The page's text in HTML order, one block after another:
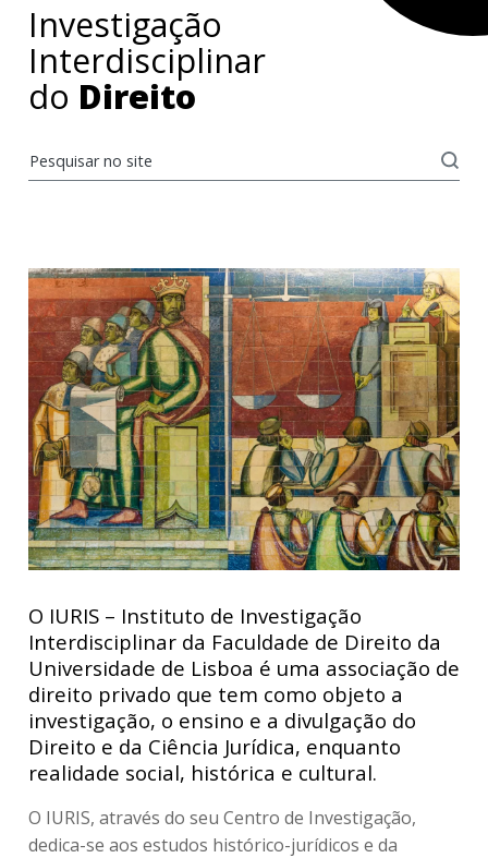
Investigação
Interdisciplinar
do Direito
O IURIS – Instituto de Investigação
Interdisciplinar da Faculdade de Direito da
Universidade de Lisboa é uma associação de
direito privado que tem como objeto a
investigação, o ensino e a divulgação do
Direito e da Ciência Jurídica, enquanto
realidade social, histórica e cultural.
O IURIS, através do seu Centro de Investigação,
dedica-se aos estudos histórico-jurídicos e da